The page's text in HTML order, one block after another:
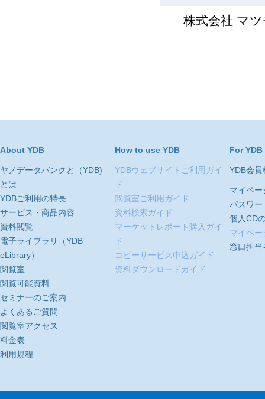
株式会社 マ
About YDB
ヤノデータバンクと（YDB)
とは
YDBご利用の特長
サービス・商品内容
資料閲覧
電子ライブラリ（YDB
eLibrary）
閲覧室
閲覧可能資料
セミナーのご案内
よくあるご質問
閲覧室アクセス
料金表
利用規程
How to use YDB
YDBウェブサイトご利用ガイ
ド
閲覧室ご利用ガイド
資料検索ガイド
マーケットレポート購入ガイ
ド
コピーサービス申込ガイド
資料ダウンロードガイド
For
YDB会員
マイペー
パスワー
個人CD
マイペー
窓口担